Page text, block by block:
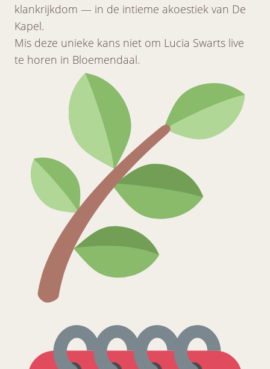
klankrijkdom — in de intieme akoestiek van De
Kapel.
Mis deze unieke kans niet om Lucia Swarts live
te horen in Bloemendaal.